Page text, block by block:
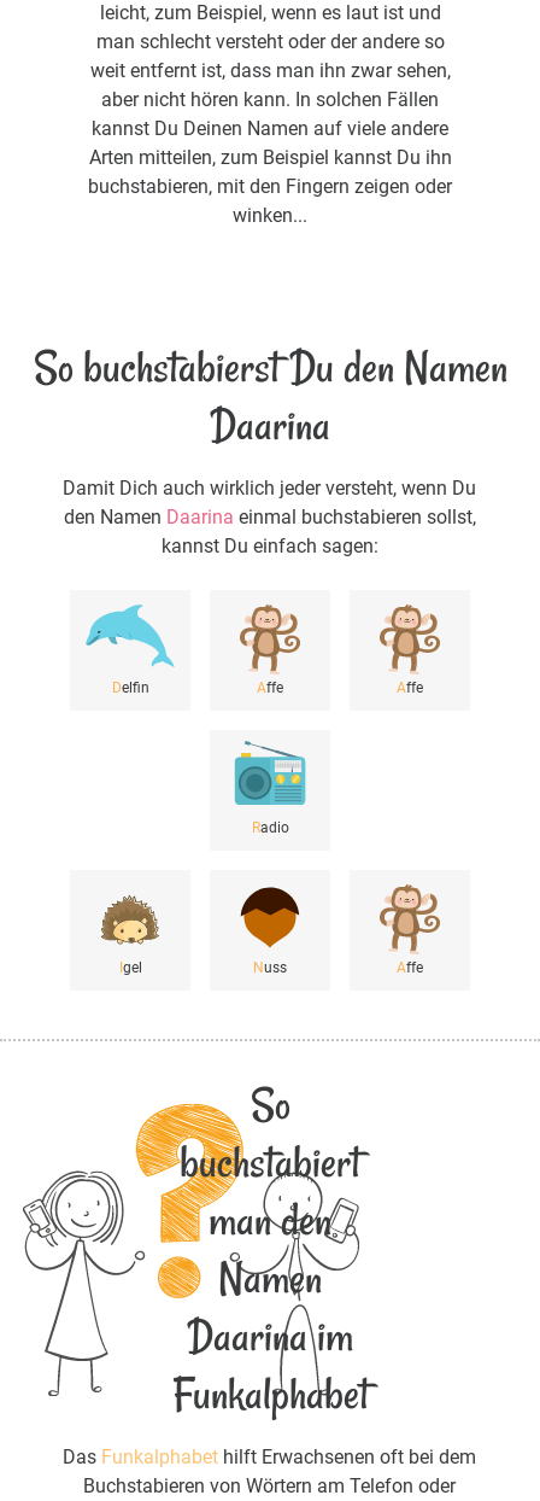
leicht, zum Beispiel, wenn es laut ist und
man schlecht versteht oder der andere so
weit entfernt ist, dass man ihn zwar sehen,
aber nicht hören kann. In solchen Fällen
kannst Du Deinen Namen auf viele andere
Arten mitteilen, zum Beispiel kannst Du ihn
buchstabieren, mit den Fingern zeigen oder
winken...
So buchstabierst Du den Namen
Daarina
Damit Dich auch wirklich jeder versteht, wenn Du
den Namen Daarina einmal buchstabieren sollst,
kannst Du einfach sagen:
Delfin Affe Affe
Radio
Igel Nuss Affe
So
buchstabiert
man den
Namen
Daarina im
Funkalphabet
Das Funkalphabet hilft Erwachsenen oft bei dem
Buchstabieren von Wörtern am Telefon oder